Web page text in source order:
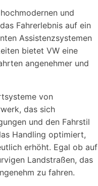
und
Fahrerlebnis auf ein
Assistenzsystemen
bietet VW eine
angenehmer und
von
das sich
und den Fahrstil
Handling optimiert,
erhöht. Egal ob auf
Landstraßen, das
zu fahren.